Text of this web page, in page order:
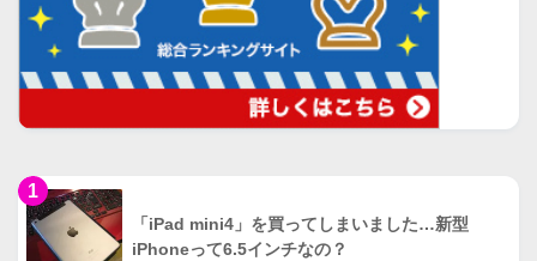
1
「iPad mini4」を買ってしまいました…新型
iPhoneって6.5インチなの？